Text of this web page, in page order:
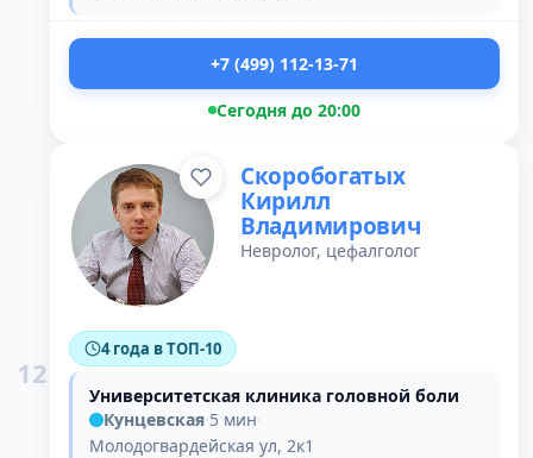
+7 (499) 112-13-71
Сегодня до 20:00
12
Скоробогатых
Кирилл
Владимирович
Невролог, цефалголог
4 года в ТОП-10
Университетская клиника головной боли
Кунцевская·5 мин·
Молодогвардейская ул, 2к1